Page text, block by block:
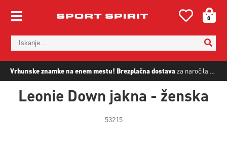
Vrhunske znamke na enem mestu! Brezplačna dostavaza naročila nad
0
Leonie Down jakna - ženska
53215